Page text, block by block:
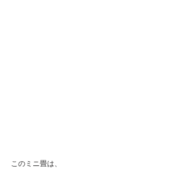
このミニ畳は、